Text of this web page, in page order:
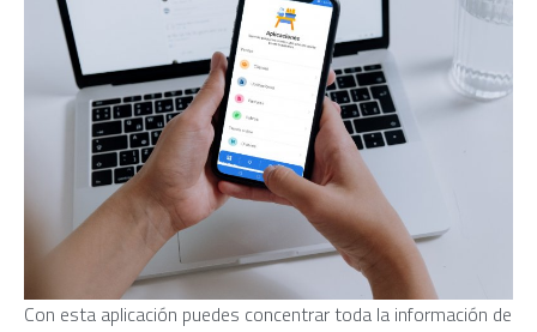
Con esta aplicación puedes concentrar toda la información de